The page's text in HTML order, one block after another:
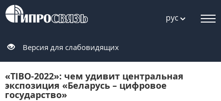
рус
Версия для слабовидящих
«TIBO-2022»: чем удивит центральная
экспозиция «Беларусь – цифровое
государство»